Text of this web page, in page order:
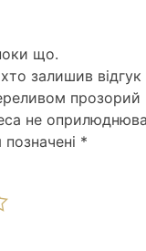
що.
залишив
прозорий
не
позначені *